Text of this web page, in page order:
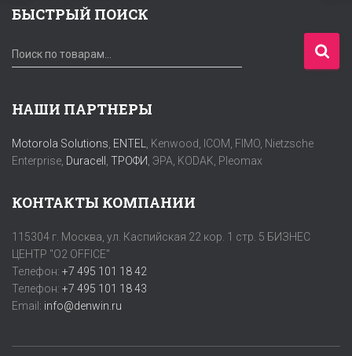
БЫСТРЫЙ ПОИСК
И
с
т
:
Поиск по товарам…
НАШИ ПАРТНЕРЫ
Motorola Solutions ENTEL
, Kenwood, ICOM, FIMO, Nietzsche
Enterprise, Duracell ТРОФИ , ЭРА, KODAK, Pleomax
КОНТАКТЫ КОМПАНИИ
115304 г. Москва, ул. Каспийская 22 кор. 1 стр. 5 БИЗНЕС
ЦЕНТР "O2 OFFICE"
Телефон: +7 495 101 18 42
Телефон: +7 495 101 18 43
Email: info@denwin.ru